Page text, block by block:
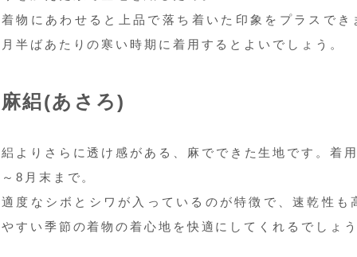
着物にあわせると上品で落ち着いた印象をプラスで
月半ばあたりの寒い時期に着用するとよいでしょう。
麻絽(あさろ)
絽よりさらに透け感がある、麻でできた生地です。着
～8月末まで。
適度なシボとシワが入っているのが特徴で、速乾性も
やすい季節の着物の着心地を快適にしてくれるでしょ